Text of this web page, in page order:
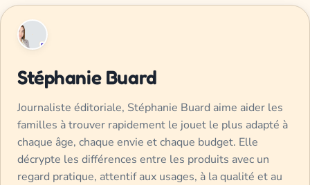
Stéphanie Buard
Journaliste éditoriale, Stéphanie Buard aime aider les
familles à trouver rapidement le jouet le plus adapté à
chaque âge, chaque envie et chaque budget. Elle
décrypte les différences entre les produits avec un
regard pratique, attentif aux usages, à la qualité et au